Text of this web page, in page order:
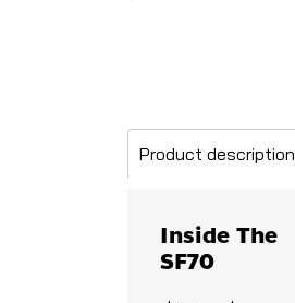
Product description
Inside The
SF70